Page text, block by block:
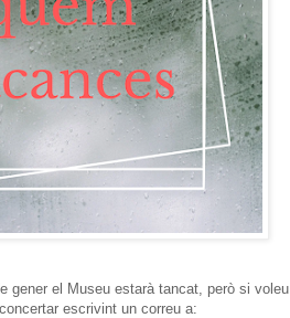
gener el Museu estarà tancat, però si voleu
escrivint un correu a: